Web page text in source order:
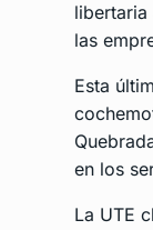
las
Esta
en los
La UTE